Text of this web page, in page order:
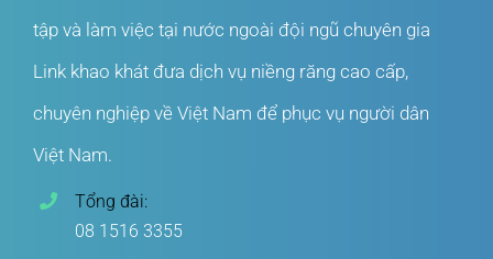
tập và làm việc tại nước ngoài đội ngũ chuyên gia
Link khao khát đưa dịch vụ niềng răng cao cấp,
chuyên nghiệp về Việt Nam để phục vụ người dân
Việt Nam.
Tổng đài:
08 1516 3355